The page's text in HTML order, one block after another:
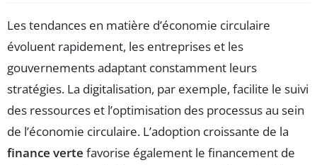
Les tendances en matière d’économie circulaire
évoluent rapidement, les entreprises et les
gouvernements adaptant constamment leurs
stratégies. La digitalisation, par exemple, facilite le suivi
des ressources et l’optimisation des processus au sein
de l’économie circulaire. L’adoption croissante de la
finance verte favorise également le financement de